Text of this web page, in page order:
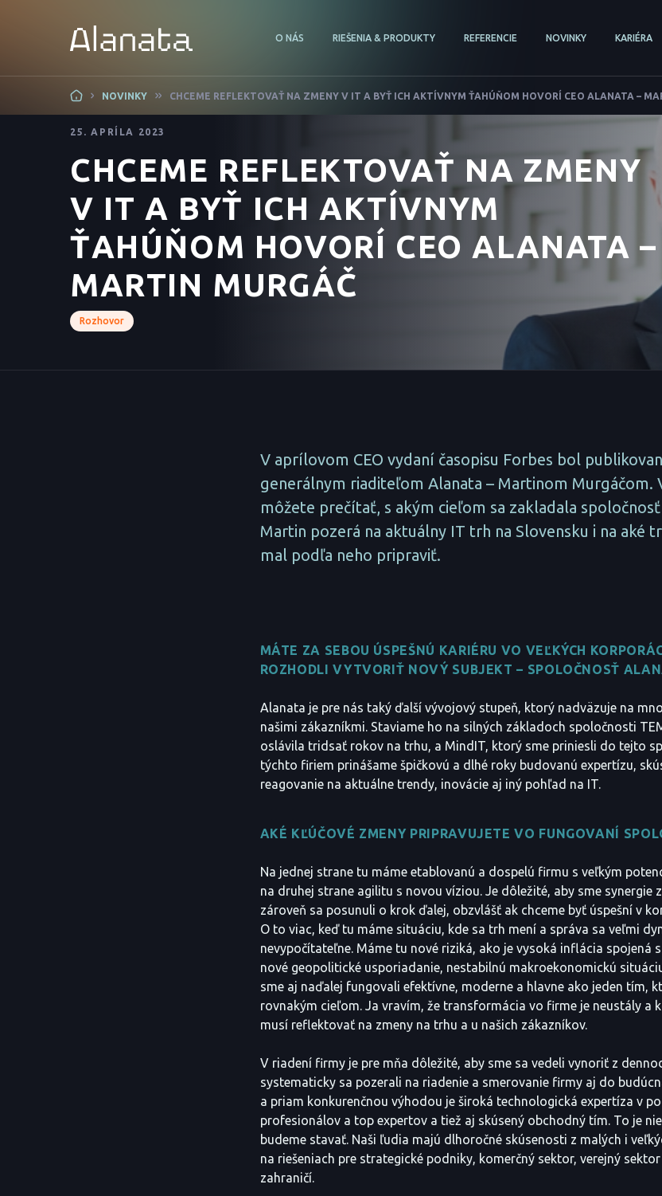
O NÁS RIEŠENIA & PRODUKTY REFERENCIE NOVINKY KARIÉRA
NOVINKY CHCEME REFLEKTOVAŤ NA ZMENY V IT A BYŤ ICH AKTÍVNYM ŤAHÚŇOM HOVORÍ CEO ALANATA –
25. APRÍLA 2023
CHCEME REFLEKTOVAŤ NA ZMENY
V IT A BYŤ ICH AKTÍVNYM
ŤAHÚŇOM HOVORÍ CEO ALANATA –
MARTIN MURGÁČ
Rozhovor
V aprílovom CEO vydaní časopisu Forbes bol
generálnym riaditeľom Alanata – Martinom Murgáčom.
môžete prečítať, s akým cieľom sa zakladala spoločnosť
Martin pozerá na aktuálny IT trh na Slovensku i na aké
mal podľa neho pripraviť.
MÁTE ZA SEBOU ÚSPEŠNÚ KARIÉRU VO VEĽKÝCH
ROZHODLI VYTVORIŤ NOVÝ SUBJEKT – SPOLOČNOSŤ
Alanata je pre nás taký ďalší vývojový stupeň, ktorý nadväzuje na
našimi zákazníkmi. Staviame ho na silných základoch spoločnosti
oslávila tridsať rokov na trhu, a MindIT, ktorý sme priniesli do tejto
týchto firiem prinášame špičkovú a dlhé roky budovanú expertízu,
reagovanie na aktuálne trendy, inovácie aj iný pohľad na IT.
AKÉ KĽÚČOVÉ ZMENY PRIPRAVUJETE VO FUNGOVANÍ
Na jednej strane tu máme etablovanú a dospelú firmu s veľkým
na druhej strane agilitu s novou víziou. Je dôležité, aby sme synergie
zároveň sa posunuli o krok ďalej, obzvlášť ak chceme byť úspešní v
O to viac, keď tu máme situáciu, kde sa trh mení a správa sa veľmi
nevypočítateľne. Máme tu nové riziká, ako je vysoká inflácia spojená
nové geopolitické usporiadanie, nestabilnú makroekonomickú
sme aj naďalej fungovali efektívne, moderne a hlavne ako jeden tím,
rovnakým cieľom. Ja vravím, že transformácia vo firme je neustály a
musí reflektovať na zmeny na trhu a u našich zákazníkov.
V riadení firmy je pre mňa dôležité, aby sme sa vedeli vynoriť z
systematicky sa pozerali na riadenie a smerovanie firmy aj do
a priam konkurenčnou výhodou je široká technologická expertíza v
profesionálov a top expertov a tiež aj skúsený obchodný tím. To je
budeme stavať. Naši ľudia majú dlhoročné skúsenosti z malých i
na riešeniach pre strategické podniky, komerčný sektor, verejný
zahraničí.